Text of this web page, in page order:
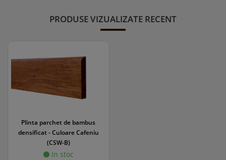
PRODUSE VIZUALIZATE RECENT
Plinta parchet de bambus
densificat - Culoare Cafeniu
(CSW-B)
In stoc